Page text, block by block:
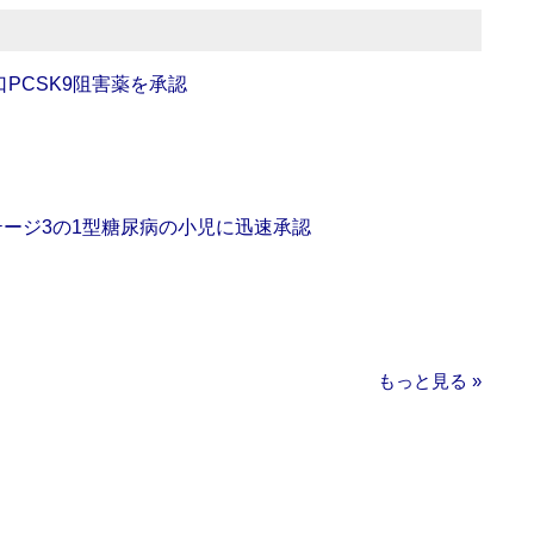
PCSK9阻害薬を承認
ジ3の1型糖尿病の小児に迅速承認
もっと見る »